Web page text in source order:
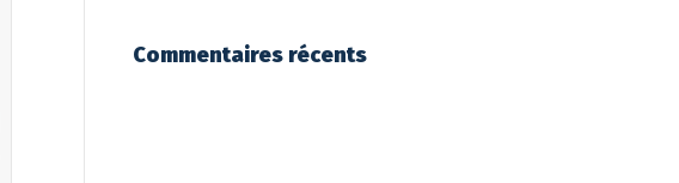
Commentaires récents